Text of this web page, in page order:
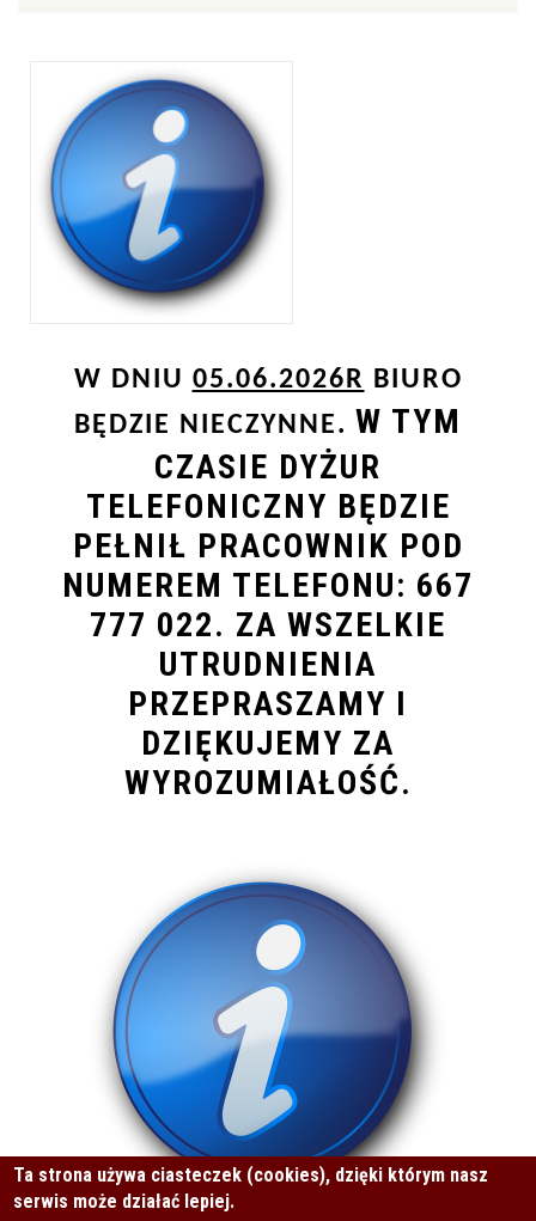
W DNIU 05.06.2026R BIURO
BĘDZIE NIECZYNNE. W TYM
CZASIE DYŻUR
TELEFONICZNY BĘDZIE
PEŁNIŁ PRACOWNIK POD
NUMEREM TELEFONU: 667
777 022. ZA WSZELKIE
UTRUDNIENIA
PRZEPRASZAMY I
DZIĘKUJEMY ZA
WYROZUMIAŁOŚĆ.
Ta strona używa ciasteczek (cookies), dzięki którym nasz
serwis może działać lepiej.